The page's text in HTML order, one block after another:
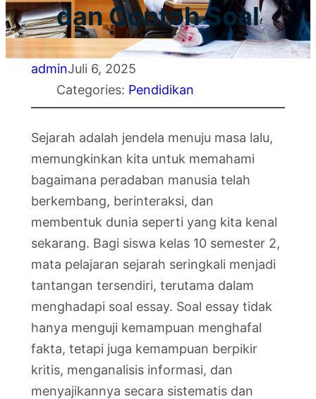
dan Contoh Soal
adminJuli 6, 2025
Categories: Pendidikan
Sejarah adalah jendela menuju masa lalu,
memungkinkan kita untuk memahami
bagaimana peradaban manusia telah
berkembang, berinteraksi, dan
membentuk dunia seperti yang kita kenal
sekarang. Bagi siswa kelas 10 semester 2,
mata pelajaran sejarah seringkali menjadi
tantangan tersendiri, terutama dalam
menghadapi soal essay. Soal essay tidak
hanya menguji kemampuan menghafal
fakta, tetapi juga kemampuan berpikir
kritis, menganalisis informasi, dan
menyajikannya secara sistematis dan